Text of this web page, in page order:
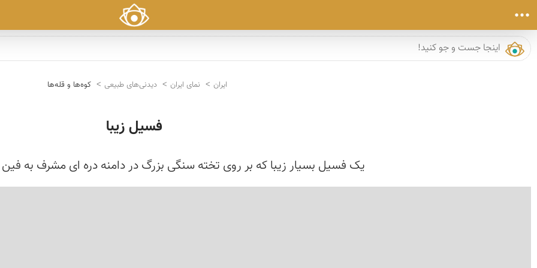
ایران نمای ایران دیدنی‌های طبیعی کوه‌ها و قله‌ها
فسیل زیبا
یک فسیل بسیار زیبا که بر روی تخته سنگی بزرگ در دامنه دره ای مشرف به فین